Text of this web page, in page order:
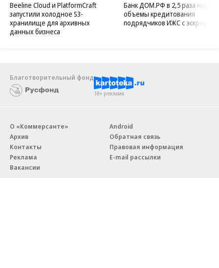
Beeline Cloud и PlatformCraft
запустили холодное S3-
хранилище для архивных
данных бизнеса
Банк ДОМ.РФ в 2,5 раза
объемы кредитования
подрядчиков ИЖС с эскроу
Благотворительный фонд
18+ реклама
О «Коммерсанте»
Архив
Контакты
Реклама
Вакансии
Android
Обратная связь
Правовая информация
E-mail рассылки